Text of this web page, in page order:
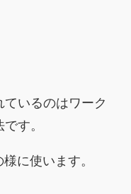
ているのはワーク
す。
に使います。